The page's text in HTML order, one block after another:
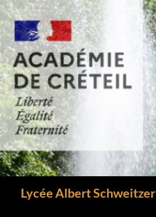
Aller
au
contenu
Lycée Albert Schweitzer